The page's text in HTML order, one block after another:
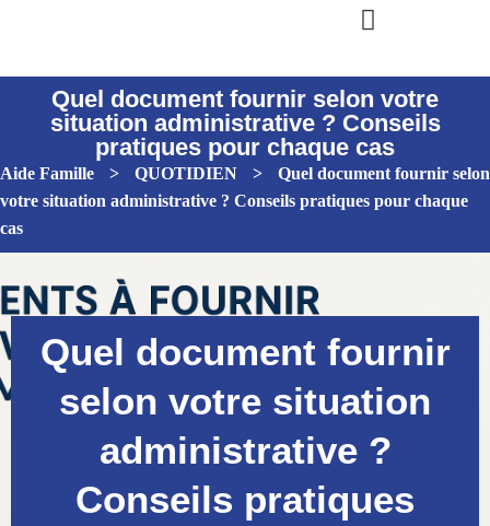
Quel document fournir selon votre
situation administrative ? Conseils
pratiques pour chaque cas
Aide Famille > QUOTIDIEN >
Quel document fournir selon
votre situation administrative ? Conseils pratiques pour chaque
cas
Quel document fournir
selon votre situation
administrative ?
Conseils pratiques